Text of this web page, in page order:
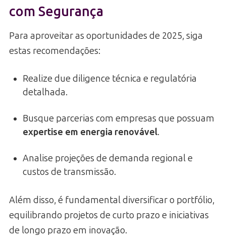
com Segurança
Para aproveitar as oportunidades de 2025, siga
estas recomendações:
Realize due diligence técnica e regulatória
detalhada.
Busque parcerias com empresas que possuam
expertise em energia renovável.
Analise projeções de demanda regional e
custos de transmissão.
Além disso, é fundamental diversificar o portfólio,
equilibrando projetos de curto prazo e iniciativas
de longo prazo em inovação.